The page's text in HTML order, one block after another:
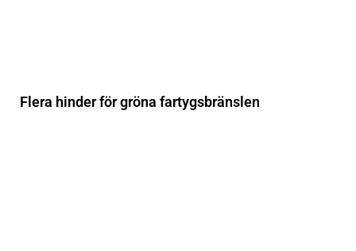
Flera hinder för gröna fartygsbränslen